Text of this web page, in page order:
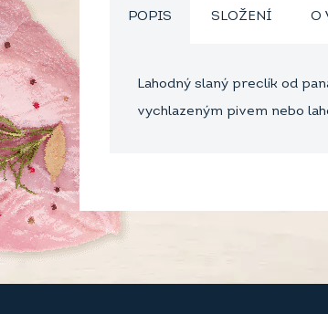
POPIS SLOŽENÍ O
Lahodný slaný preclík od
vychlazeným pivem nebo